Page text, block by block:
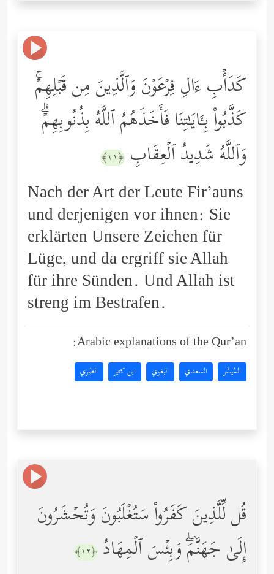
كَدَأۡبِ ءَالِ فِرۡعَوۡنَ وَٱلَّذِینَ مِن قَبۡلِهِمۡۚ
كَذَّبُواْ بِـَٔایَـٰتِنَا فَأَخَذَهُمُ ٱللَّهُ بِذُنُوبِهِمۡۗ
وَٱللَّهُ شَدِیدُ ٱلۡعِقَابِ ﴿١١﴾
Nach der Art der Leute Fir’auns
und derjenigen vor ihnen: Sie
erklärten Unsere Zeichen für
Lüge, und da ergriff sie Allah
für ihre Sünden. Und Allah ist
streng im Bestrafen.
Arabic explanations of the Qur’an:
المُيسَّر السعدي البغوي ابن كثير الطبري
قُل لِّلَّذِینَ كَفَرُواْ سَتُغۡلَبُونَ وَتُحۡشَرُونَ
إِلَىٰ جَهَنَّمَۖ وَبِئۡسَ ٱلۡمِهَادُ ﴿١٢﴾